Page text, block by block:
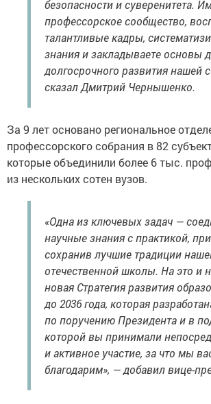
безопасности и суверенитета.
профессорское сообщество,
талантливые кадры,
знания и закладываете основы
долгосрочного развития нашей
сказал Дмитрий Чернышенко.
За 9 лет основано региональное
профессорского собрания в 82
которые объединили более 6 тыс.
из нескольких сотен вузов.
«Одна из ключевых задач —
научные знания с практикой,
сохранив лучшие традиции
отечественной школы. На это и
новая Стратегия развития
до 2036 года, которая
по поручению Президента и в
которой вы принимали
и активное участие, за что мы
благодарим», — добавил вице-